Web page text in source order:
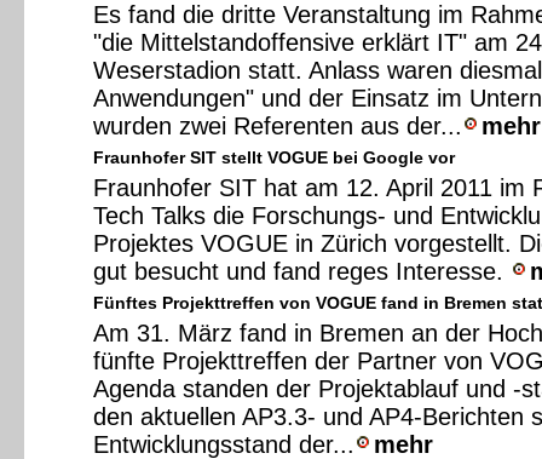
Es fand die dritte Veranstaltung im
"die Mittelstandoffensive erklärt IT" am
Weserstadion statt. Anlass waren
Anwendungen" und der Einsatz im
wurden zwei Referenten aus der...
mehr
Fraunhofer SIT stellt VOGUE bei Google vor
Fraunhofer SIT hat am 12. April 2011 im
Tech Talks die Forschungs- und
Projektes VOGUE in Zürich vorgestellt.
gut besucht und fand reges Interesse.
Fünftes Projekttreffen von VOGUE fand in Bremen
Am 31. März fand in Bremen an der
fünfte Projekttreffen der Partner von
Agenda standen der Projektablauf und -
den aktuellen AP3.3- und AP4-Berichten
Entwicklungsstand der...
mehr